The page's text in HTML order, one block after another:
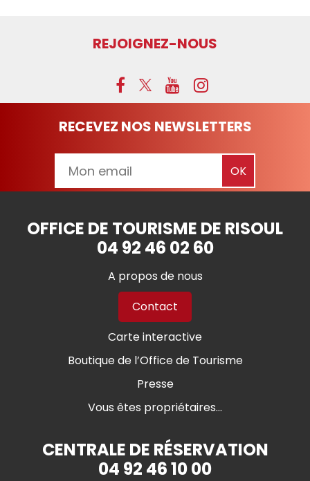
REJOIGNEZ-NOUS
RECEVEZ NOS NEWSLETTERS
OFFICE DE TOURISME DE RISOUL
04 92 46 02 60
A propos de nous
Contact
Carte interactive
Boutique de l’Office de Tourisme
Presse
Vous êtes propriétaires...
CENTRALE DE RÉSERVATION
04 92 46 10 00